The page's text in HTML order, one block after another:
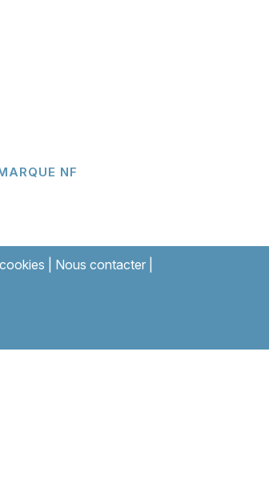
NF
Nous contacter|